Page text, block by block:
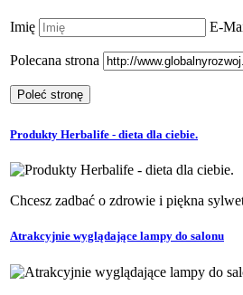
Imię E-
Polecana strona
Produkty Herbalife - dieta dla ciebie.
Chcesz zadbać o zdrowie i piękna
Atrakcyjnie wyglądające lampy do salonu